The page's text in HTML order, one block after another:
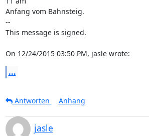
Anfang vom Bahnsteig.
--
This message is signed.
On 12/24/2015 03:50 PM, jasle wrote:
...
Antworten
Anhang
jasle